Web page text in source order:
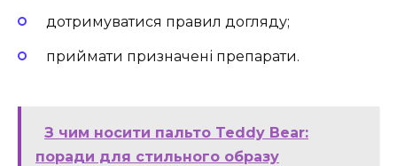
дотримуватися правил догляду;
приймати призначені препарати.
З чим носити пальто Teddy Bear:
поради для стильного образу